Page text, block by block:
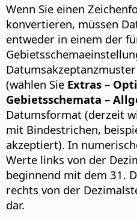
Wenn Sie einen
konvertieren, müssen
entweder in einem der
(wählen Sie Extras –
Gebietsschemata –
Datumsformat (derzeit
mit Bindestrichen,
akzeptiert). In
Werte links von der
beginnend mit dem 31.
rechts von der
dar.